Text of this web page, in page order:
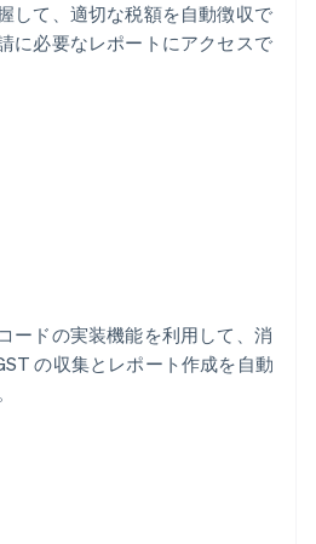
して、適切な税額を自動徴収で
に必要なレポートにアクセスで
ードの実装機能を利用して、消
の収集とレポート作成を自動